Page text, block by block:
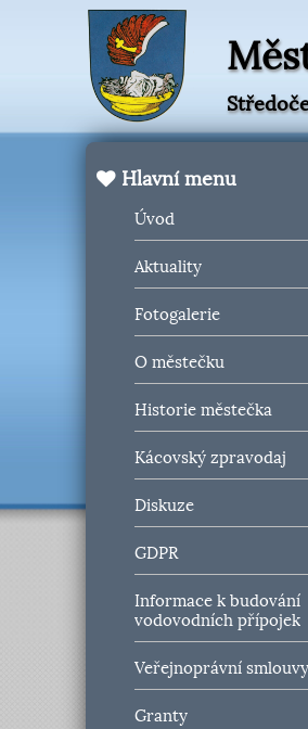
Hlavní menu
Úvod
Aktuality
Fotogalerie
O městečku
Historie městečka
Kácovský zpravodaj
Diskuze
GDPR
Informace k budování
vodovodních přípojek
Veřejnoprávní smlouvy
Granty